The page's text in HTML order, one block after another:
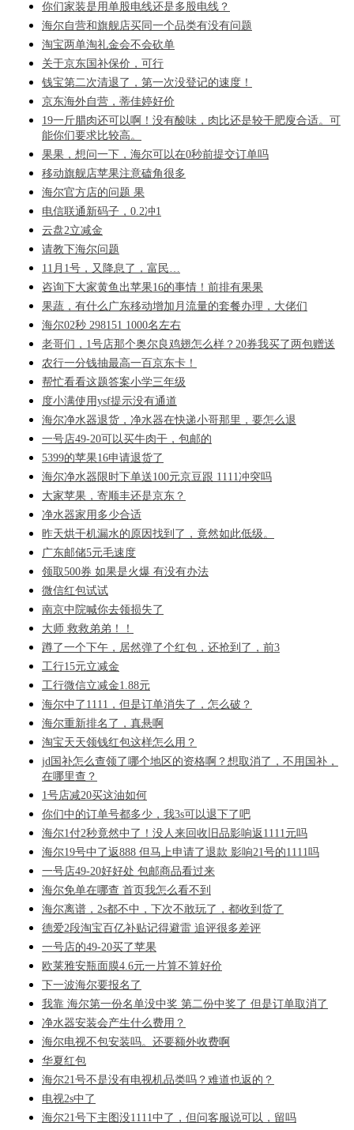
你们家装是用单股电线还是多股电线？
海尔自营和旗舰店买同一个品类有没有问题
淘宝两单淘礼金会不会砍单
关于京东国补保价，可行
钱宝第二次清退了，第一次没登记的速度！
京东海外自营，蒂佳婷好价
19一斤腊肉还可以啊！没有酸味，肉比还是较干肥廋合适。可
能你们要求比较高。
果果，想问一下，海尔可以在0秒前提交订单吗
移动旗舰店苹果注意磕角很多
海尔官方店的问题 果
电信联通新码子，0.2冲1
云盘2立减金
请教下海尔问题
11月1号，又降息了，富民…
咨询下大家黄鱼出苹果16的事情！前排有果果
果蔬，有什么广东移动增加月流量的套餐办理，大佬们
海尔02秒 298151 1000名左右
老哥们，1号店那个奥尔良鸡翅怎么样？20券我买了两包赠送
农行一分钱抽最高一百京东卡！
帮忙看看这题答案小学三年级
度小满使用ysf提示没有通道
海尔净水器退货，净水器在快递小哥那里，要怎么退
一号店49-20可以买牛肉干，包邮的
5399的苹果16申请退货了
海尔净水器限时下单送100元京豆跟 1111冲突吗
大家苹果，寄顺丰还是京东？
净水器家用多少合适
昨天烘干机漏水的原因找到了，竟然如此低级。
广东邮储5元毛速度
领取500券 如果是火爆 有没有办法
微信红包试试
南京中院喊你去领损失了
大师 救救弟弟！！
蹲了一个下午，居然弹了个红包，还抢到了，前3
工行15元立减金
工行微信立减金1.88元
海尔中了1111，但是订单消失了，怎么破？
海尔重新排名了，真悬啊
淘宝天天领钱红包这样怎么用？
jd国补怎么查领了哪个地区的资格啊？想取消了，不用国补，
在哪里查？
1号店减20买这油如何
你们中的订单号都多少，我3s可以退下了吧
海尔1付2秒竟然中了！没人来回收旧品影响返1111元吗
海尔19号中了返888 但马上申请了退款 影响21号的1111吗
一号店49-20好好处 包邮商品看过来
海尔免单在哪查 首页我怎么看不到
海尔离谱，2s都不中，下次不敢玩了，都收到货了
德爱2段淘宝百亿补贴记得避雷 追评很多差评
一号店的49-20买了苹果
欧莱雅安瓶面膜4.6元一片算不算好价
下一波海尔要报名了
我靠 海尔第一份名单没中奖 第二份中奖了 但是订单取消了
净水器安装会产生什么费用？
海尔电视不包安装吗。还要额外收费啊
华夏红包
海尔21号不是没有电视机品类吗？难道也返的？
电视2s中了
海尔21号下主图没1111中了，但问客服说可以，留吗